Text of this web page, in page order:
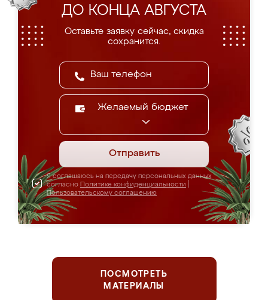
ДО КОНЦА АВГУСТА
Оставьте заявку сейчас, скидка
сохранится.
Желаемый бюджет
Отправить
Я соглашаюсь на передачу персональных данных
согласно Политике конфиденциальности
Пользовательскому соглашению
ПОСМОТРЕТЬ
МАТЕРИАЛЫ